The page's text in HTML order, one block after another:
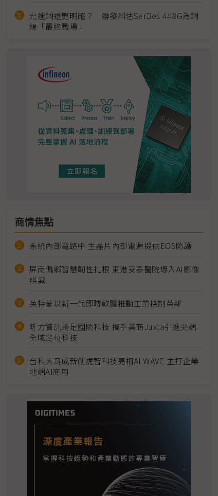
光進銅退更明確？ 聯發科估SerDes 448G為銅
線「最終戰場」
商情焦點
系統內部電路中 主晶片內部電源提供EOS防護
屏南偏鄉智慧韌性扎根 東港安泰醫院導入AI影像
辨識
英特蒙以新一代即時軟體推動工業控制革新
昕力資訊跨足國防科技 攜手美商Juxta引進尖端
全域定位科技
台科大育成新創虎智科技亮相AI WAVE 主打企業
地端AI商用